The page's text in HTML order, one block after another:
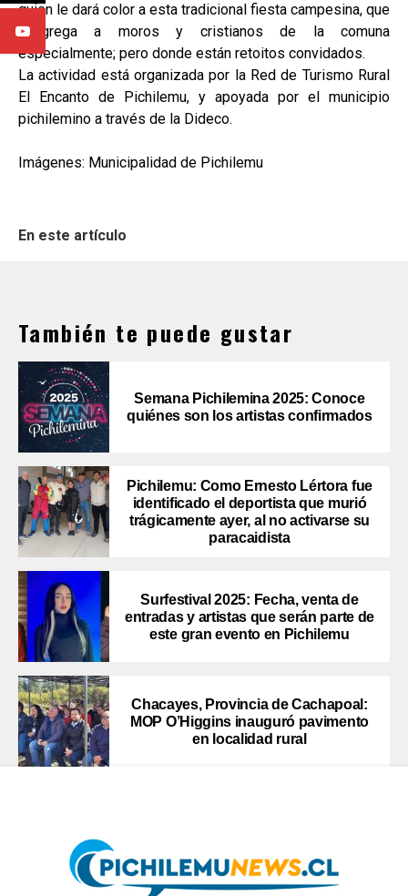
quien le dará color a esta tradicional fiesta campesina, que
congrega a moros y cristianos de la comuna
especialmente; pero donde están retoitos convidados.
La actividad está organizada por la Red de Turismo Rural
El Encanto de Pichilemu, y apoyada por el municipio
pichilemino a través de la Dideco.
Imágenes: Municipalidad de Pichilemu
En este artículo
También te puede gustar
Semana Pichilemina 2025: Conoce
quiénes son los artistas confirmados
Pichilemu: Como Ernesto Lértora fue
identificado el deportista que murió
trágicamente ayer, al no activarse su
paracaidista
Surfestival 2025: Fecha, venta de
entradas y artistas que serán parte de
este gran evento en Pichilemu
Chacayes, Provincia de Cachapoal:
MOP O’Higgins inauguró pavimento
en localidad rural